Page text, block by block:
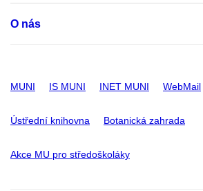
O nás
MUNI IS MUNI INET MUNI WebMail
Ústřední knihovna Botanická zahrada
Akce MU pro středoškoláky